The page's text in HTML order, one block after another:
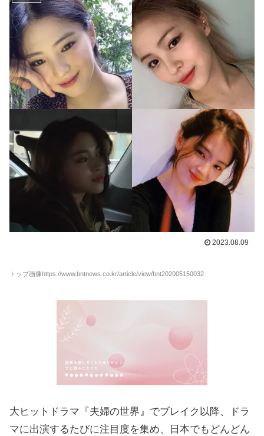
2023.08.09
トップ画像https://www.bntnews.co.kr/article/view/bnt202005150032
大ヒットドラマ『夫婦の世界』でブレイク以降、ドラ
マに出演するたびに注目度を集め、日本でもどんどん